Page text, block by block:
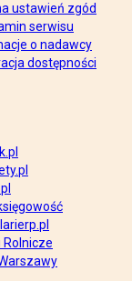
ustawień zgód
serwisu
o nadawcy
dostępności
Rolnicze